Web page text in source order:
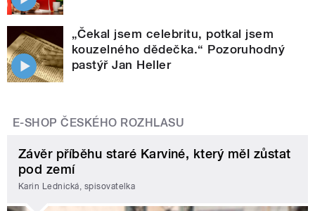
„Čekal jsem celebritu, potkal jsem
kouzelného dědečka.“ Pozoruhodný
pastýř Jan Heller
E-SHOP ČESKÉHO ROZHLASU
Závěr příběhu staré Karviné, který měl zůstat
pod zemí
Karin Lednická, spisovatelka